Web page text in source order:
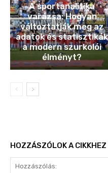
A sportanalitika
varázsa: Hogyan
változtatják meg az
adatok és statisztikák
a modern szurkolói
élményt?
HOZZÁSZÓLOK A CIKKHEZ